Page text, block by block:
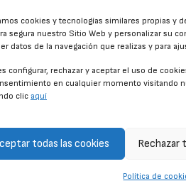
cookies y tecnologías similares propias y
segura nuestro Sitio Web y personalizar su
datos de la navegación que realizas y para
configurar, rechazar y aceptar el uso de
en cualquier momento visitando
clic aquí
todas las cookies Rechazar
Política de
DE PRIVACIDAD